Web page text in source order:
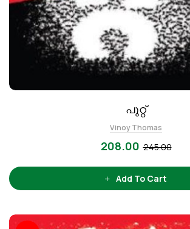
പുറ്റ്
Vinoy Thomas
245.00
208.00
Add To Cart